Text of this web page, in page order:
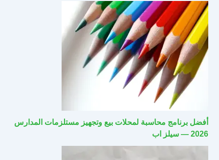
أفضل برنامج محاسبة لمحلات بيع وتجهيز مستلزمات المدارس
2026 — سيلز اب